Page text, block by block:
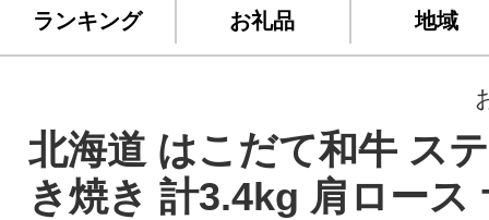
ランキング お礼品 地域
北海道 はこだて和牛 ス
き焼き 計3.4kg 肩ロース